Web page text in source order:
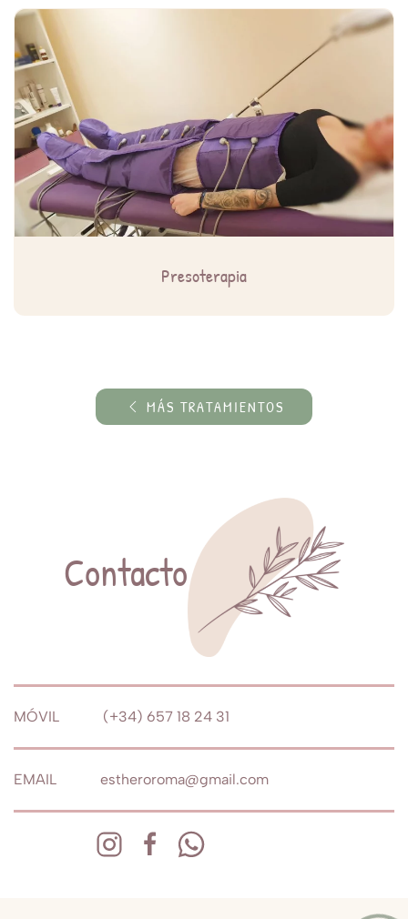
Presoterapia
MÁS TRATAMIENTOS
Contacto
MÓVIL (+34) 657 18 24 31
EMAIL estheroroma@gmail.com